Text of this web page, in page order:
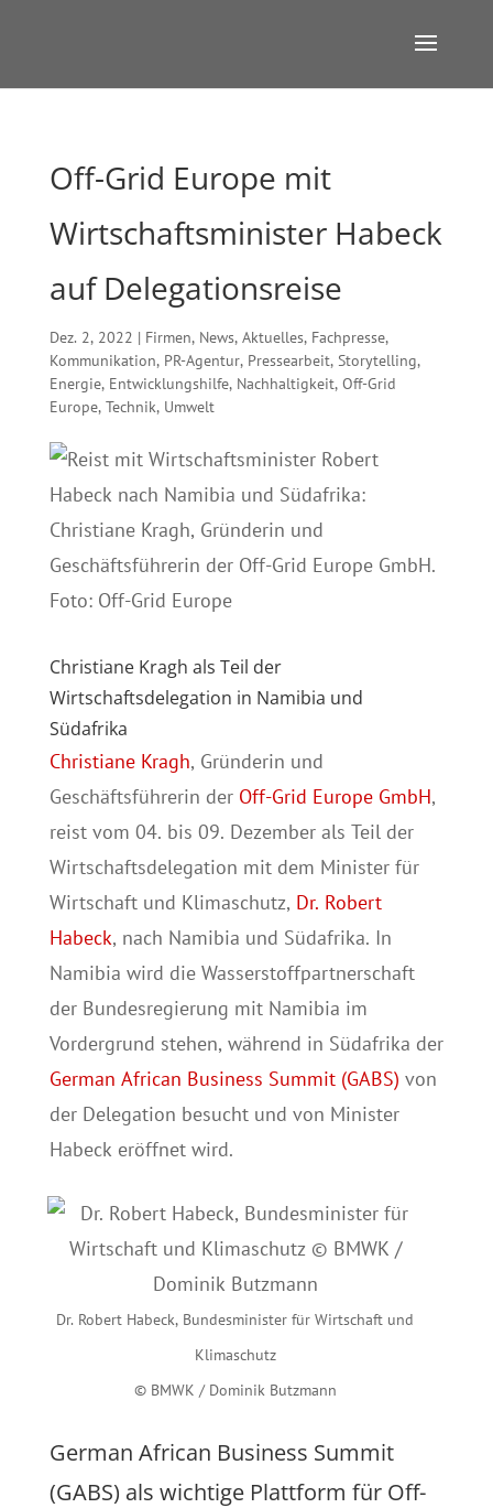
Off-Grid Europe mit
Wirtschaftsminister Habeck
auf Delegationsreise
Dez. 2, 2022 | Firmen, News, Aktuelles, Fachpresse,
Kommunikation, PR-Agentur, Pressearbeit, Storytelling,
Energie, Entwicklungshilfe, Nachhaltigkeit, Off-Grid
Europe, Technik, Umwelt
Christiane Kragh als Teil der
Wirtschaftsdelegation in Namibia und
Südafrika
Christiane Kragh, Gründerin und
Geschäftsführerin der Off-Grid Europe GmbH,
reist vom 04. bis 09. Dezember als Teil der
Wirtschaftsdelegation mit dem Minister für
Wirtschaft und Klimaschutz, Dr. Robert
Habeck, nach Namibia und Südafrika. In
Namibia wird die Wasserstoffpartnerschaft
der Bundesregierung mit Namibia im
Vordergrund stehen, während in Südafrika der
German African Business Summit (GABS) von
der Delegation besucht und von Minister
Habeck eröffnet wird.
Dr. Robert Habeck, Bundesminister für Wirtschaft und
Klimaschutz
© BMWK / Dominik Butzmann
German African Business Summit
(GABS) als wichtige Plattform für Off-